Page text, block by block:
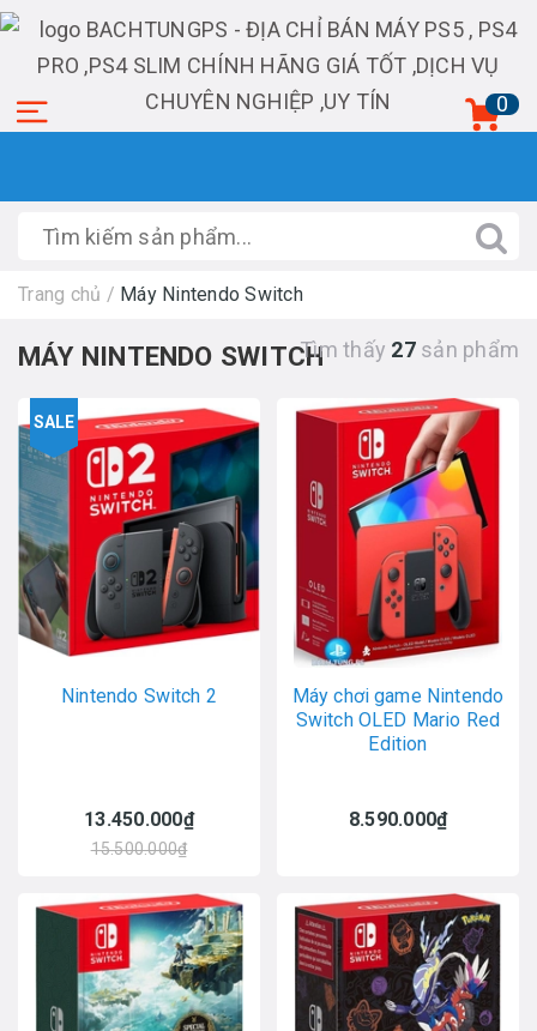
0
Trang chủ / Máy Nintendo Switch
MÁY NINTENDO SWITCHTìm thấy 27sản phẩm
SALE
Nintendo Switch 2
13.450.000₫
15.500.000₫
Máy chơi game Nintendo
Switch OLED Mario Red
Edition
8.590.000₫